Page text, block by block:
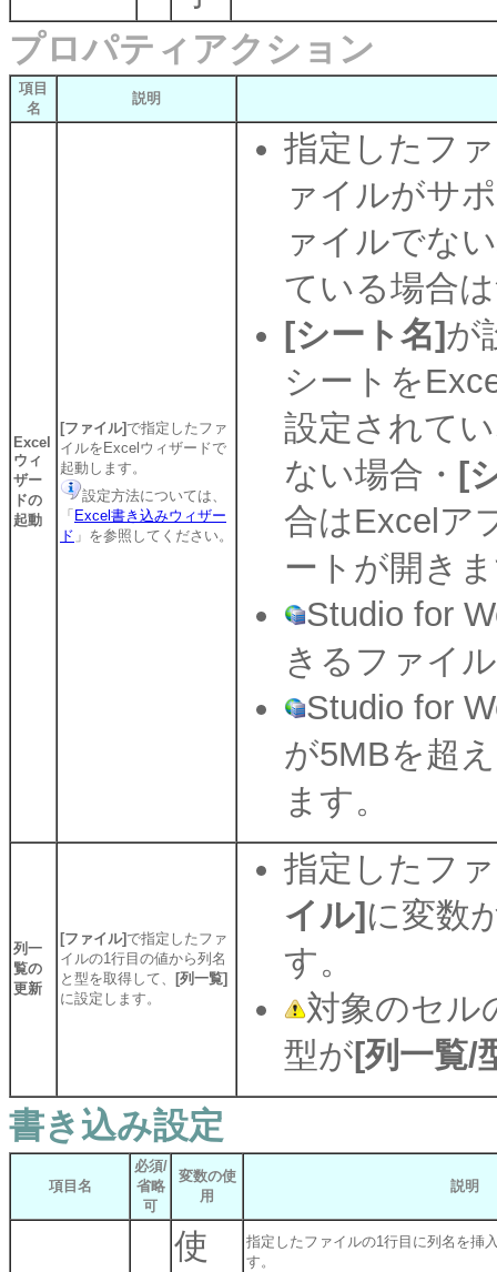
プロパティアクション
項目
名
説明
Excel
ウィ
ザー
ドの
起動
[ファイル] で指定したファ
イルをExcelウィザードで
起動します。
設定方法については、
「 Excel書き込みウィザー
ド 」を参照してください。
指定したフ
ァイルがサ
ァイルでな
ている場合
[シート名]が
シートを
設定されて
ない場合・ [
合はExcelア
ートが開き
Studio for
きるファイ
Studio for
が5MBを超
ます。
列一
覧の
更新
[ファイル] で指定したファ
イルの1行目の値から列名
と型を取得して、
[列一覧]
に設定します。
指定したフ
イル] に変数
す。
対象のセル
型が[列一覧/
書き込み設定
項目名
必須/
省略
可
変数の使
用
説明
使
指定したファイルの1行目に列名を挿
す。